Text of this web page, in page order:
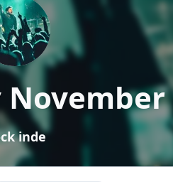
November
inde